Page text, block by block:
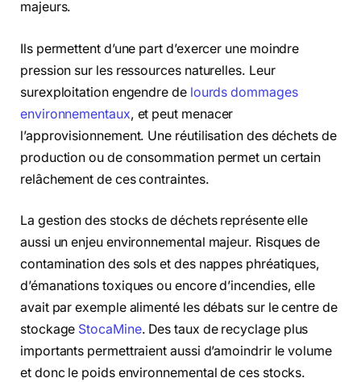
majeurs.
Ils permettent d’une part d’exercer une moindre
pression sur les ressources naturelles. Leur
surexploitation engendre de lourds dommages
environnementaux, et peut menacer
l’approvisionnement. Une réutilisation des déchets de
production ou de consommation permet un certain
relâchement de ces contraintes.
La gestion des stocks de déchets représente elle
aussi un enjeu environnemental majeur. Risques de
contamination des sols et des nappes phréatiques,
d’émanations toxiques ou encore d’incendies, elle
avait par exemple alimenté les débats sur le centre de
stockage StocaMine. Des taux de recyclage plus
importants permettraient aussi d’amoindrir le volume
et donc le poids environnemental de ces stocks.